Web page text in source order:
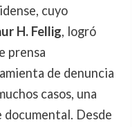
cuyo
H. Fellig, logró
prensa
de denuncia
casos, una
Desde